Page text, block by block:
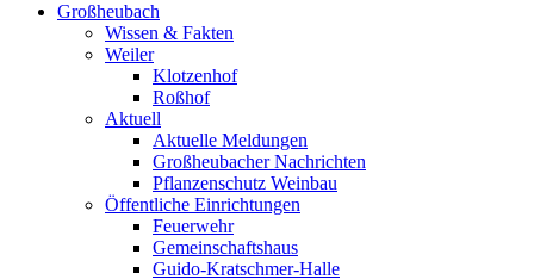
Großheubach
Wissen & Fakten
Weiler
Klotzenhof
Roßhof
Aktuell
Aktuelle Meldungen
Großheubacher Nachrichten
Pflanzenschutz Weinbau
Öffentliche Einrichtungen
Feuerwehr
Gemeinschaftshaus
Guido-Kratschmer-Halle